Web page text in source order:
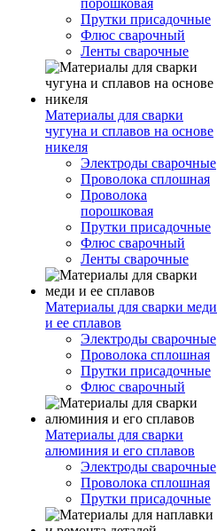
порошковая
Прутки присадочные
Флюс сварочный
Ленты сварочные
Материалы для сварки
чугуна и сплавов на основе
никеля
Электроды сварочные
Проволока сплошная
Проволока
порошковая
Прутки присадочные
Флюс сварочный
Ленты сварочные
Материалы для сварки меди
и ее сплавов
Электроды сварочные
Проволока сплошная
Прутки присадочные
Флюс сварочный
Материалы для сварки
алюминия и его сплавов
Электроды сварочные
Проволока сплошная
Прутки присадочные